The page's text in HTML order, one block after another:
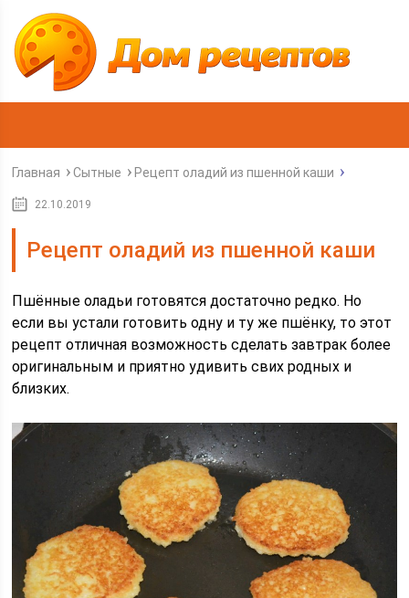
Главная Сытные Рецепт оладий из пшенной каши
22.10.2019
Рецепт оладий из пшенной каши
Пшённые оладьи готовятся достаточно редко. Но
если вы устали готовить одну и ту же пшёнку, то этот
рецепт отличная возможность сделать завтрак более
оригинальным и приятно удивить свих родных и
близких.